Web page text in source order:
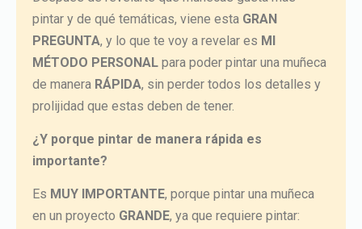
pintar y de qué temáticas, viene esta GRAN
PREGUNTA, y lo que te voy a revelar es MI
MÉTODO PERSONAL para poder pintar una muñeca
de manera RÁPIDA, sin perder todos los detalles y
prolijidad que estas deben de tener.
¿Y porque pintar de manera rápida es
importante?
Es MUY IMPORTANTE, porque pintar una muñeca
en un proyecto GRANDE, ya que requiere pintar: